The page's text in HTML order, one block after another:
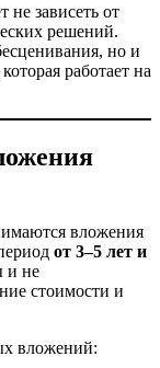
не зависеть от
решений.
но и
работает на
вложения
от 3–5 лет и
и не
стоимости и
вложений: